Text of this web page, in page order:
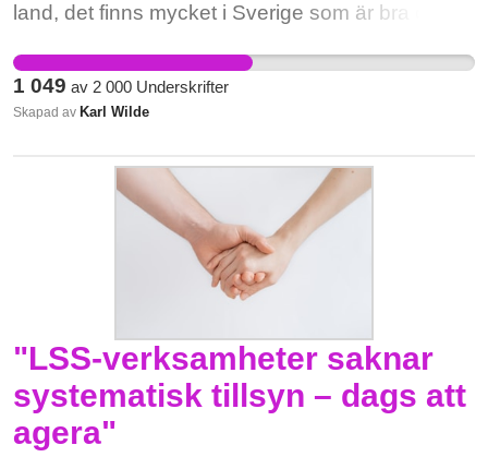
land, det finns mycket i Sverige som är bra och
svenskaste vi har, JA! DÅ TAR JAG ÅT MIG
BEVARA SVERIGES RADIO GAMLA
TRAFIKVARNINGS SIGNAL! FÖR SVERIGE, I
1 049 av 2 000 Underskrifter
Skapad av Karl Wilde
"LSS-verksamheter saknar
systematisk tillsyn – dags att
agera"